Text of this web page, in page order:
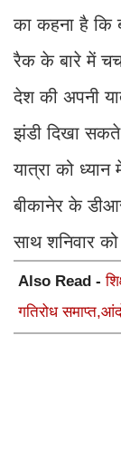
का कहना है कि
रैक के बारे में
देश की अपनी
झंडी दिखा
यात्रा को
बीकानेर के
साथ शनिवार
Also Read -
गतिरोध